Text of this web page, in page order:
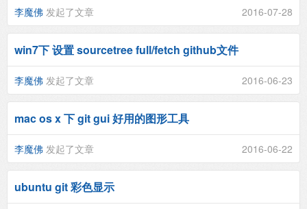
李魔佛 发起了文章 2016-07-28
win7下 设置 sourcetree full/fetch github文件
李魔佛 发起了文章 2016-06-23
mac os x 下 git gui 好用的图形工具
李魔佛 发起了文章 2016-06-22
ubuntu git 彩色显示